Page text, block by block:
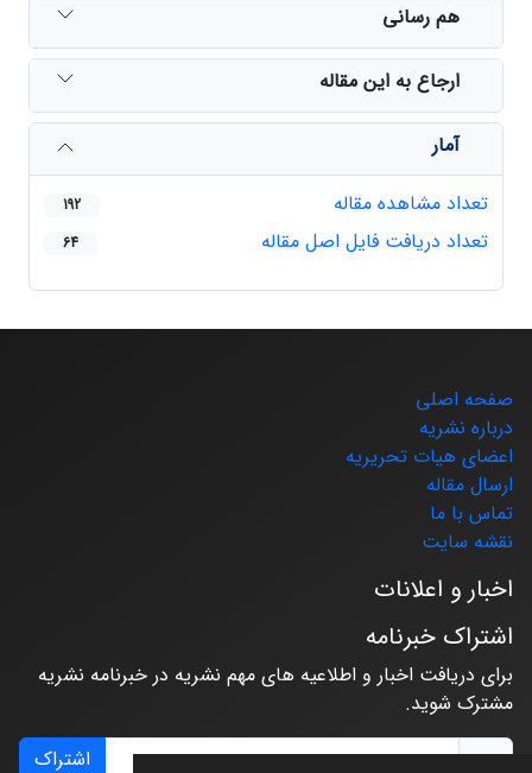
هم رسانی
ارجاع به این مقاله
آمار
تعداد مشاهده مقاله
192
تعداد دریافت فایل اصل مقاله 64
صفحه اصلی
درباره نشریه
اعضای هیات تحریریه
ارسال مقاله
تماس با ما
نقشه سایت
اخبار و اعلانات
اشتراک خبرنامه
برای دریافت اخبار و اطلاعیه های مهم نشریه در خبرنامه نشریه
مشترک شوید.
اشتراک